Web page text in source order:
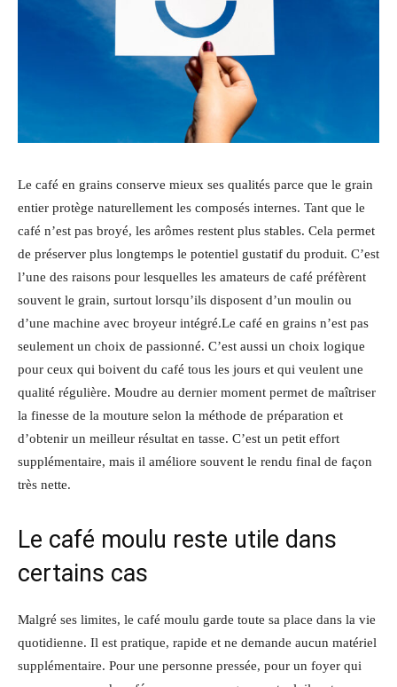
Le café en grains conserve mieux ses qualités parce que le grain
entier protège naturellement les composés internes. Tant que le
café n’est pas broyé, les arômes restent plus stables. Cela permet
de préserver plus longtemps le potentiel gustatif du produit. C’est
l’une des raisons pour lesquelles les amateurs de café préfèrent
souvent le grain, surtout lorsqu’ils disposent d’un moulin ou
d’une machine avec broyeur intégré.Le café en grains n’est pas
seulement un choix de passionné. C’est aussi un choix logique
pour ceux qui boivent du café tous les jours et qui veulent une
qualité régulière. Moudre au dernier moment permet de maîtriser
la finesse de la mouture selon la méthode de préparation et
d’obtenir un meilleur résultat en tasse. C’est un petit effort
supplémentaire, mais il améliore souvent le rendu final de façon
très nette.
Le café moulu reste utile dans
certains cas
Malgré ses limites, le café moulu garde toute sa place dans la vie
quotidienne. Il est pratique, rapide et ne demande aucun matériel
supplémentaire. Pour une personne pressée, pour un foyer qui